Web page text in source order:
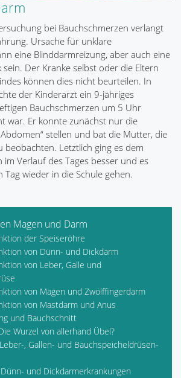
bei Bauchschmerzen verlangt
Ursache für unklare
eine Blinddarmreizung, aber auch eine
sein. Der Kranke selbst oder die Eltern
können dies nicht beurteilen. In
der Kinderarzt ein 9-jähriges
Bauchschmerzen um 5 Uhr
war. Er konnte zunächst nur die
stellen und bat die Mutter, die
beobachten. Letztlich ging es dem
Verlauf des Tages besser und es
wieder in die Schule gehen.
Magen und Darm
der Speiseröhre
von Dünn- und Dickdarm
von Leber, Galle und
von Magen und Zwölffingerdarm
von Mastdarm und Anus
und Bauchschnitt
Wurzel von allerhand Übel?
, Gallen- und Bauchspeicheldrüsen-
und Dickdarmerkrankungen